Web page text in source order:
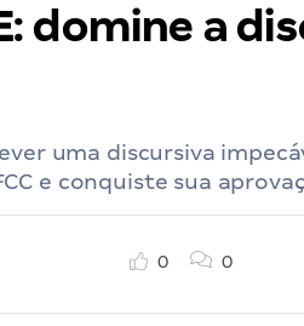
domine a
uma discursiva
e conquiste sua
0 0